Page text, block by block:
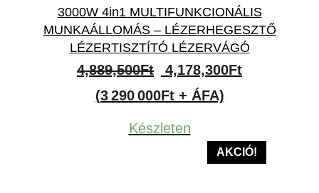
3000W 4in1 MULTIFUNKCIONÁLIS
MUNKAÁLLOMÁS – LÉZERHEGESZTŐ
LÉZERTISZTÍTÓ LÉZERVÁGÓ
4,889,500Ft
Original
price
was:
4,889,500Ft.
4,178,300FtCurrent
(3 290 000Ft + ÁFA)
Készleten
AKCIÓ!